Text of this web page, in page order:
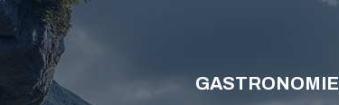
GASTRONOMIE